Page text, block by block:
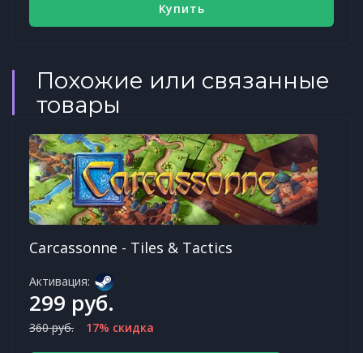
Купить
Похожие или связанные
товары
Carcassonne - Tiles & Tactics
Активация:
299 руб.
360 руб. 17% скидка